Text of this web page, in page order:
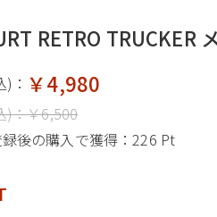
RETRO TRUCKER
： ￥4,980
)：￥6,500
後の購入で獲得：226 Pt